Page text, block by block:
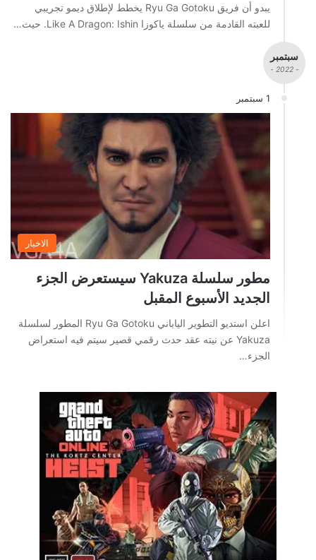
يبدو أن فريق Ryu Ga Gotoku يخطط لإطلاق ديمو تجريبي
للعبته القادمة من سلسلة ياكوزا Like A Dragon: Ishin. حيث…
سبتمبر
- 2022 -
1 سبتمبر
الاخبار
مطور سلسلة Yakuza سيستعرض الجزء
الجديد الأسبوع المقبل
اعلن استديو التطوير الياباني Ryu Ga Gotoku المطور لسلسلة
Yakuza عن نيته عقد حدث رقمي قصير سيتم فيه استعراض
الجزء…